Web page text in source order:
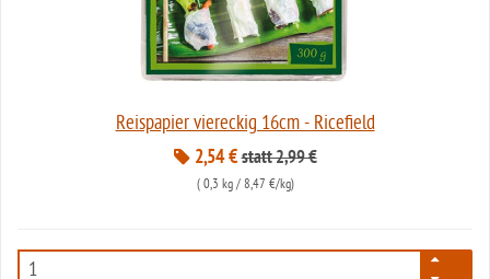
Reispapier viereckig 16cm - Ricefield
2,54 € statt 2,99 €
( 0,3 kg/ 8,47 €/kg)